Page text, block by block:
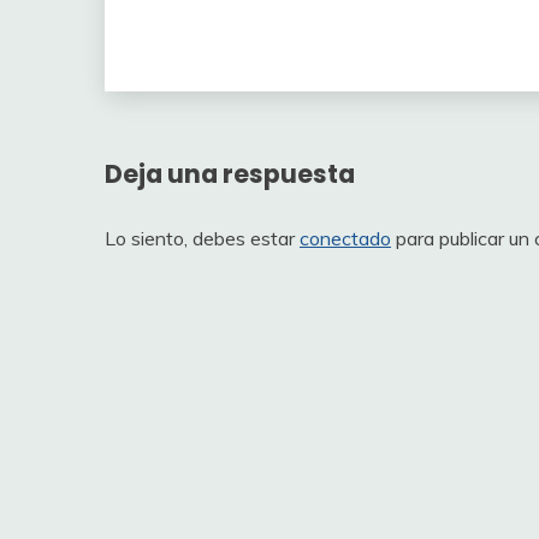
Deja una respuesta
Lo siento, debes estarconectado para publicar un